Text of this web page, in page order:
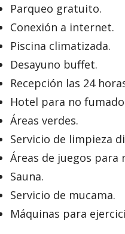
Parqueo gratuito.
Conexión a internet.
Piscina climatizada.
Desayuno buffet.
Recepción las 24
Hotel para no
Áreas verdes.
Servicio de limpieza
Áreas de juegos para
Sauna.
Servicio de mucama.
Máquinas para